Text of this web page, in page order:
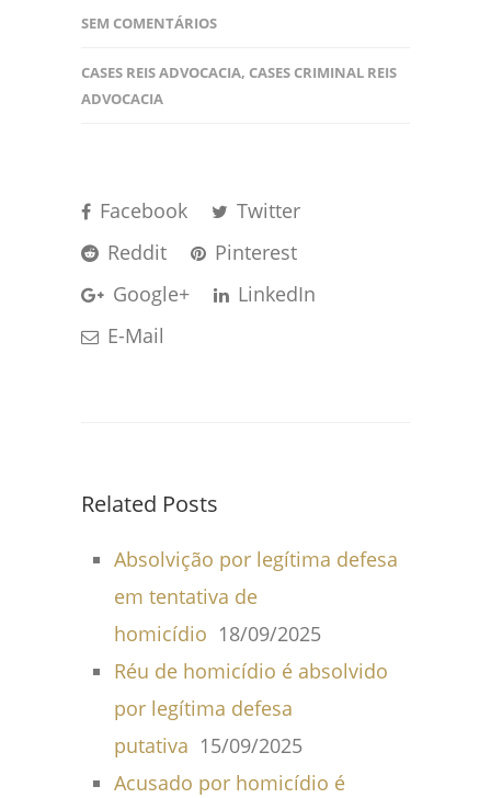
SEM COMENTÁRIOS
CASES REIS ADVOCACIA, CASES CRIMINAL REIS
ADVOCACIA
Facebook
Twitter
Reddit
Pinterest
Google+
LinkedIn
E-Mail
Related Posts
Absolvição por legítima defesa
em tentativa de
homicídio 18/09/2025
Réu de homicídio é absolvido
por legítima defesa
putativa 15/09/2025
Acusado por homicídio é